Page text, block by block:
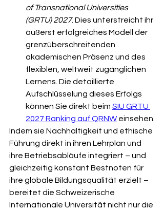
of Transnational Universities
(GRTU) 2027. Dies unterstreicht ihr
äußerst erfolgreiches Modell der
grenzüberschreitenden
akademischen Präsenz und des
flexiblen, weltweit zugänglichen
Lernens. Die detaillierte
Aufschlüsselung dieses Erfolgs
können Sie direkt beim SIU GRTU
2027 Ranking auf QRNW einsehen.
Indem sie Nachhaltigkeit und ethische
Führung direkt in ihren Lehrplan und
ihre Betriebsabläufe integriert – und
gleichzeitig konstant Bestnoten für
ihre globale Bildungsqualität erzielt –
bereitet die Schweizerische
Internationale Universität nicht nur die